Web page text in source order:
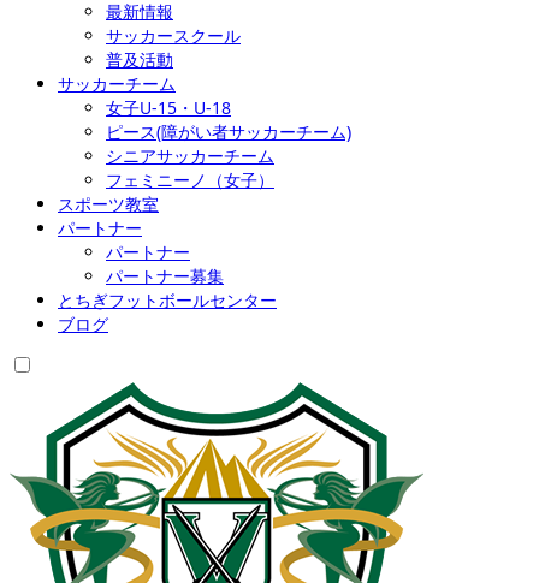
最新情報
サッカースクール
普及活動
サッカーチーム
女子U-15・U-18
ピース(障がい者サッカーチーム)
シニアサッカーチーム
フェミニーノ（女子）
スポーツ教室
パートナー
パートナー
パートナー募集
とちぎフットボールセンター
ブログ